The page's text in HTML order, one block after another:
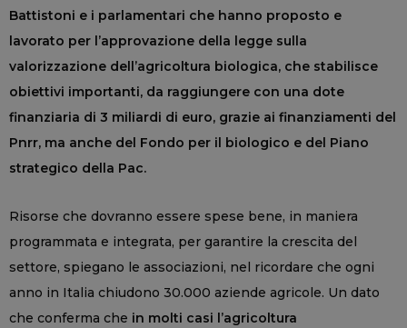
Battistoni e i parlamentari che hanno proposto e
lavorato per l’approvazione della legge sulla
valorizzazione dell’agricoltura biologica, che stabilisce
obiettivi importanti, da raggiungere con una dote
finanziaria di 3 miliardi di euro, grazie ai finanziamenti del
Pnrr, ma anche del Fondo per il biologico e del Piano
strategico della Pac.
Risorse che dovranno essere spese bene, in maniera
programmata e integrata, per garantire la crescita del
settore, spiegano le associazioni, nel ricordare che ogni
anno in Italia chiudono 30.000 aziende agricole. Un dato
che conferma che in molti casi l’agricoltura